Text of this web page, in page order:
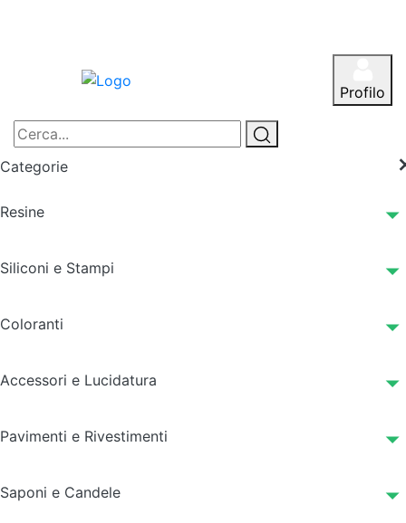
Profilo
Categorie
Resine
Siliconi e Stampi
Coloranti
Accessori e Lucidatura
Pavimenti e Rivestimenti
Saponi e Candele